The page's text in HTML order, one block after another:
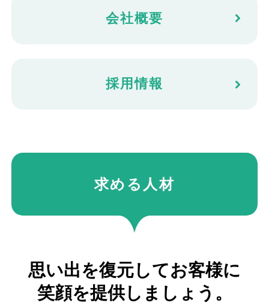
会社概要
採⽤情報
求める人材
思い出を復元してお客様に
笑顔を提供しましょう。